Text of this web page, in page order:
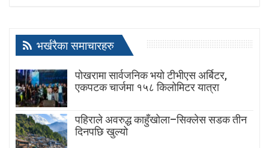
भर्खरैका समाचारहरु
पोखरामा सार्वजनिक भयो टीभीएस अर्बिटर,
एकपटक चार्जमा १५८ किलोमिटर यात्रा
पहिराले अवरुद्ध काहुँखोला–सिक्लेस सडक तीन
दिनपछि खुल्यो